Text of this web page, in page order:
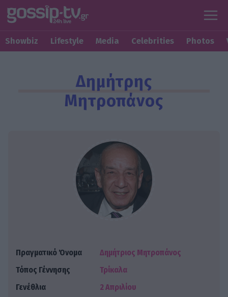
Showbiz Lifestyle Media Celebrities Photos
Δημήτρης
Μητροπάνος
Πραγματικό Όνομα
Δημήτριος Μητροπάνος
Τόπος Γέννησης
Τρίκαλα
Γενέθλια
2 Απριλίου